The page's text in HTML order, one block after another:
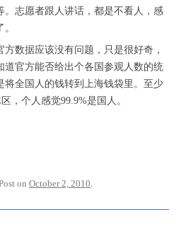
。志愿者跟人讲话，都是不看人，感
数据应该没有问题，只是很好奇，
道官方能否给出个各国参观人数的统
将全国人的钱转到上海钱袋里。至少
，个人感觉99.9%是国人。
on October 2, 2010.